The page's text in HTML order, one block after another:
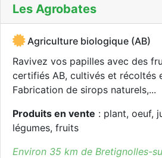
Les Agrobates
Agriculture biologique (AB)
Ravivez vos papilles avec des
certifiés AB, cultivés et récoltés
Fabrication de sirops naturels,...
Produits en vente : plant, oeuf,
légumes, fruits
Environ 35 km de Bretignolles-